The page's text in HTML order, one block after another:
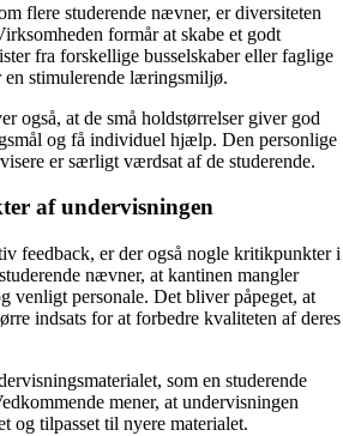
flere studerende nævner, er diversiteten
formår at skabe et godt
fra forskellige busselskaber eller faglige
en stimulerende læringsmiljø.
også, at de små holdstørrelser giver god
og få individuel hjælp. Den personlige
er særligt værdsat af de studerende.
af undervisningen
feedback, er der også nogle kritikpunkter i
nævner, at kantinen mangler
venligt personale. Det bliver påpeget, at
indsats for at forbedre kvaliteten af deres
som en studerende
mener, at undervisningen
og tilpasset til nyere materialet.